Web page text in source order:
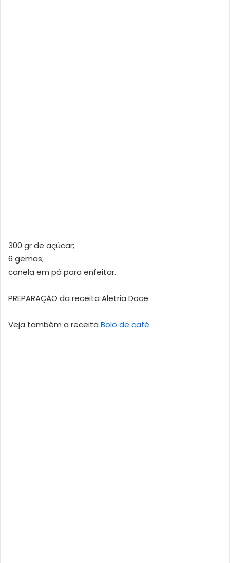
300 gr de açúcar;
6 gemas;
canela em pó para enfeitar.
PREPARAÇÃO da receita Aletria Doce
Veja também a receita Bolo de café